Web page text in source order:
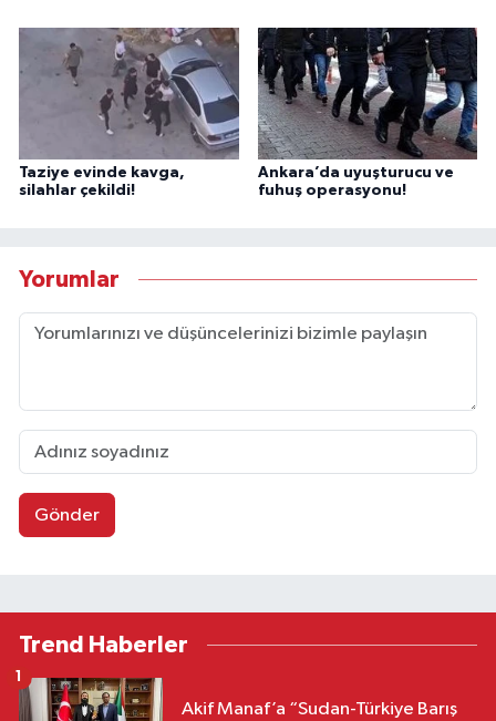
Taziye evinde kavga,
silahlar çekildi!
Ankara’da uyuşturucu ve
fuhuş operasyonu!
Yorumlar
Gönder
Trend Haberler
Akif Manaf’a “Sudan-Türkiye Barış
1